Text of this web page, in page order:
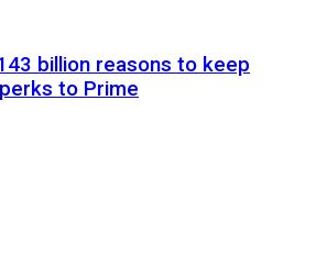
billion reasons to keep
to Prime